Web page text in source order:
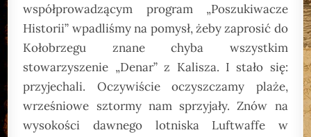
współprowadzącym program „Poszukiwacze
Historii” wpadliśmy na pomysł, żeby zaprosić do
Kołobrzegu znane chyba wszystkim
stowarzyszenie „Denar” z Kalisza. I stało się:
przyjechali. Oczywiście oczyszczamy plaże,
wrześniowe sztormy nam sprzyjały. Znów na
wysokości dawnego lotniska Luftwaffe w